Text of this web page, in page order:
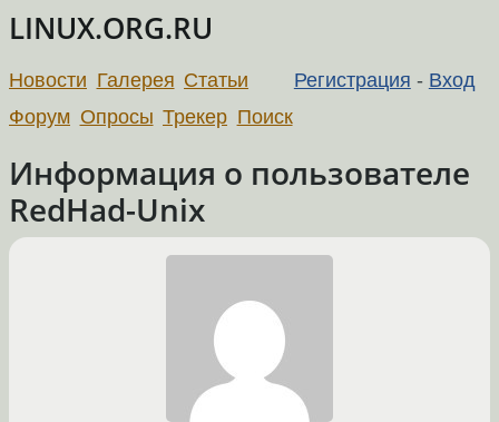
LINUX.ORG.RU
Регистрация - Вход
Новости Галерея Статьи
Форум Опросы Трекер Поиск
Информация о пользователе
RedHad-Unix